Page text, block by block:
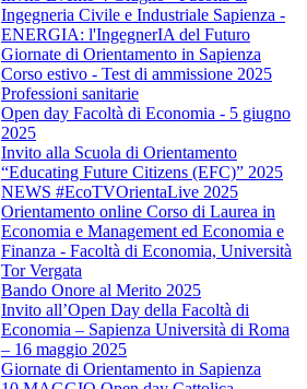
Ingegneria Civile e Industriale Sapienza -
ENERGIA: l'IngegnerIA del Futuro
Giornate di Orientamento in Sapienza
Corso estivo - Test di ammissione 2025
Professioni sanitarie
Open day Facoltà di Economia - 5 giugno
2025
Invito alla Scuola di Orientamento
“Educating Future Citizens (EFC)” 2025
NEWS #EcoTVOrientaLive 2025
Orientamento online Corso di Laurea in
Economia e Management ed Economia e
Finanza - Facoltà di Economia, Università
Tor Vergata
Bando Onore al Merito 2025
Invito all’Open Day della Facoltà di
Economia – Sapienza Università di Roma
– 16 maggio 2025
Giornate di Orientamento in Sapienza